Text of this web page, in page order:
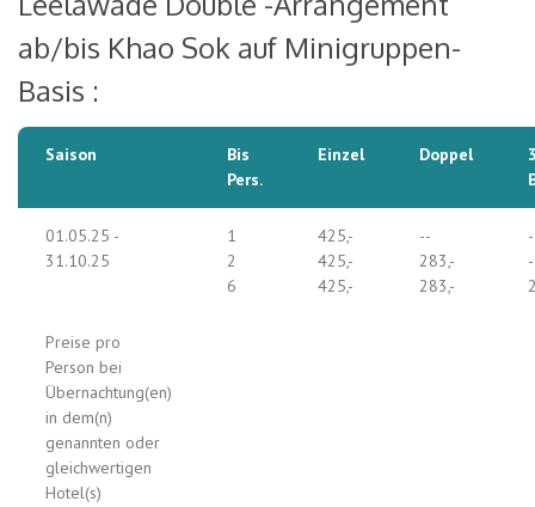
ab/bis Khao Sok auf Minigruppen-
Basis :
Saison
Bis
Pers.
Einzel Doppel
01.05.25 -
31.10.25
1
2
6
425,-
425,-
425,-
--
283,-
283,-
Preise pro
Person bei
Übernachtung(en)
in dem(n)
genannten oder
gleichwertigen
Hotel(s)